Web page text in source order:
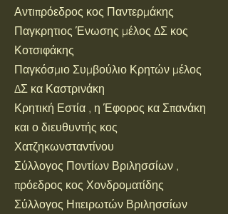
Αντιπρόεδρος κος Παντερμάκης
Παγκρητιος Ένωσης μέλος ΔΣ κος
Κοτσιφάκης
Παγκόσμιο Συμβούλιο Κρητών μέλος
ΔΣ κα Καστρινάκη
Κρητική Εστία , η Έφορος κα Σπανάκη
και ο διευθυντής κος
Χατζηκωνσταντίνου
Σύλλογος Ποντίων Βριλησσίων ,
πρόεδρος κος Χονδροματίδης
Σύλλογος Ηπειρωτών Βριλησσίων